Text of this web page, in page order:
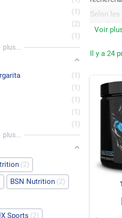
1
2
1
plus...
1
1
1
1
1
plus...
2
BSN Nutrition 2
Sports 2
Selon
Voir
Il y a 24